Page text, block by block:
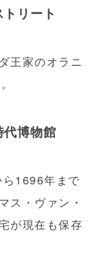
リート
王家のオラニ
博物館
1696年まで
ス・ヴァン・
が現在も保存